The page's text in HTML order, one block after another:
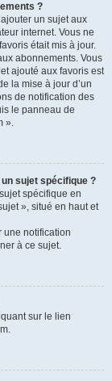
?
un sujet aux
internet. Vous ne
était mis à jour.
abonnements. Vous
ajouté aux favoris est
la mise à jour d’un
de notification des
le panneau de
».
sujet spécifique ?
spécifique en
», situé en haut et
une notification
à ce sujet.
sur le lien